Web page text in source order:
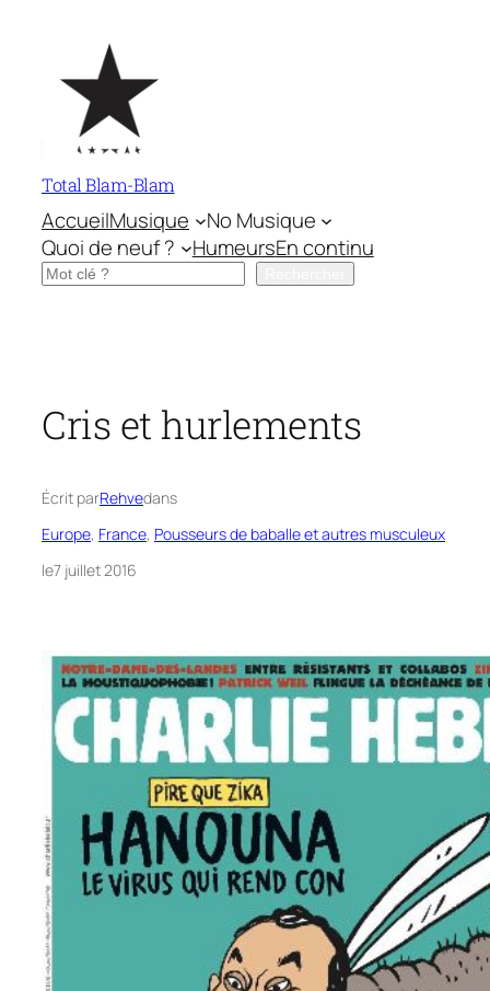
contenu
Total Blam-Blam
AccueilMusique
No Musique
Quoi de neuf ?
HumeursEn continu
Rechercher
Cris et hurlements
Écrit parRehvedans
Europe, France, Pousseurs de baballe et autres musculeux
le7 juillet 2016